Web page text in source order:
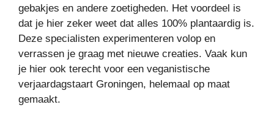
gebakjes en andere zoetigheden. Het voordeel is
dat je hier zeker weet dat alles 100% plantaardig is.
Deze specialisten experimenteren volop en
verrassen je graag met nieuwe creaties. Vaak kun
je hier ook terecht voor een veganistische
verjaardagstaart Groningen, helemaal op maat
gemaakt.